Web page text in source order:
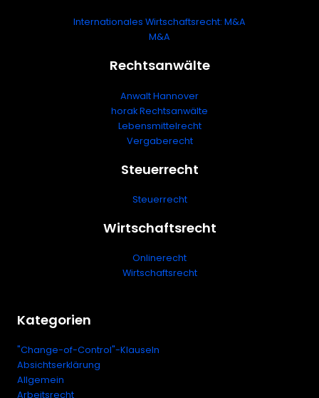
Internationales Wirtschaftsrecht: M&A
M&A
Rechtsanwälte
Anwalt Hannover
horak Rechtsanwälte
Lebensmittelrecht
Vergaberecht
Steuerrecht
Steuerrecht
Wirtschaftsrecht
Onlinerecht
Wirtschaftsrecht
Kategorien
"Change-of-Control"-Klauseln
Absichtserklärung
Allgemein
Arbeitsrecht